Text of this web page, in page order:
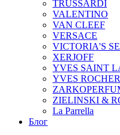
TRUSSARDI
VALENTINO
VAN CLEEF
VERSACE
VICTORIA'S
XERJOFF
YVES SAINT
YVES ROCHER
ZIELINSKI &
La Parrella
Блог